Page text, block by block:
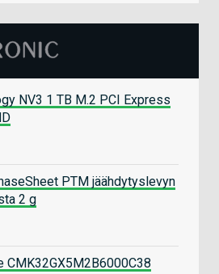
NV3 1 TB M.2 PCI Express
PTM jäähdytyslevyn
2 g
CMK32GX5M2B6000C38